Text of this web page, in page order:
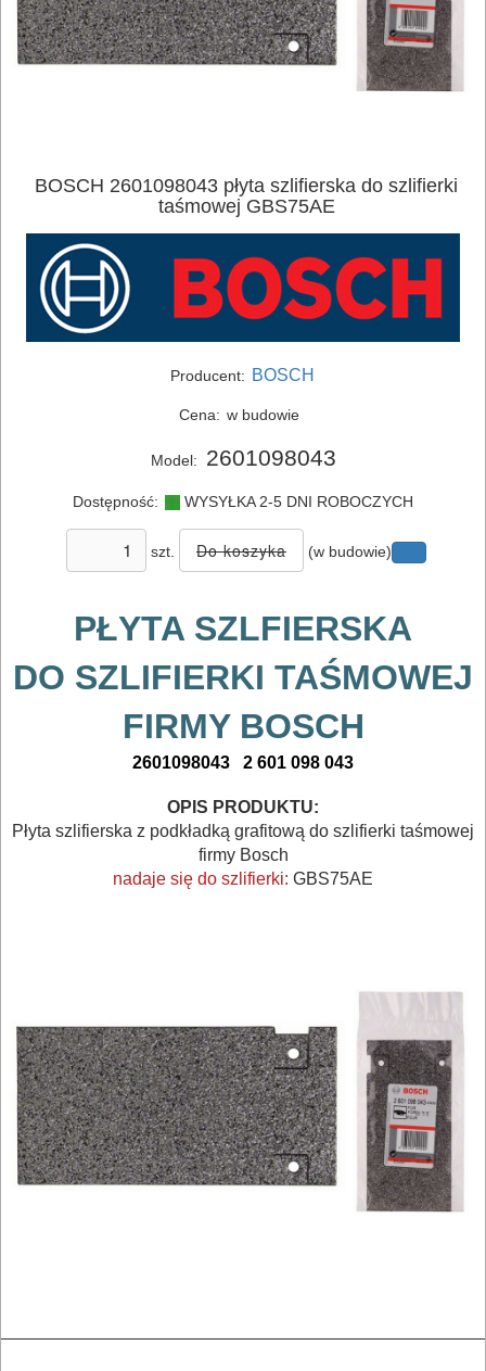
ELEKTRONARZĘDZIA
SIECIOWE
ELEKTRONARZĘDZIA
AKUMULATOROWE
ELEKTRONARZĘDZI
MAGAZYNOWANIE
TRANSPORTOWANIE
POMIAROWE
NARZĘDZIA
BUDOWLANE
AKCESORIA
MASZYNY
NARZĘDZIA
BRUKARSKIE
OBRÓBKA
WARSZTATOWE
BOSCH 2601098043 płyta szlifierska do szlifierki
taśmowej GBS75AE
Producent: BOSCH
Cena: w budowie
Model: 2601098043
Dostępność: WYSYŁKA 2-5 DNI ROBOCZYCH
szt. (w budowie)
PŁYTA SZLFIERSKA
DO SZLIFIERKI TAŚMOWEJ
FIRMY BOSCH
2601098043 2 601 098 043
OPIS PRODUKTU:
Płyta szlifierska z podkładką grafitową do szlifierki taśmowej
firmy Bosch
nadaje się do szlifierki: GBS75AE